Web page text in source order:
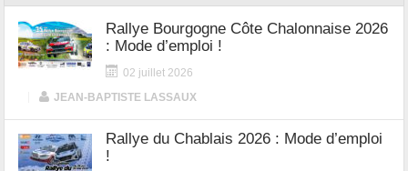
Rallye Bourgogne Côte Chalonnaise 2026
: Mode d’emploi !
02 juillet 2026
JEAN-BAPTISTE LASSAUX
Rallye du Chablais 2026 : Mode d’emploi
!